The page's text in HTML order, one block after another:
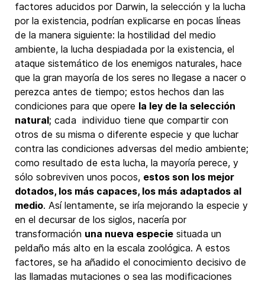
factores aducidos por Darwin, la selección y la lucha
por la existencia, podrían explicarse en pocas líneas
de la manera siguiente: la hostilidad del medio
ambiente, la lucha despiadada por la existencia, el
ataque sistemático de los enemigos naturales, hace
que la gran mayoría de los seres no llegase a nacer o
perezca antes de tiempo; estos hechos dan las
condiciones para que opere la ley de la selección
natural; cada individuo tiene que compartir con
otros de su misma o diferente especie y que luchar
contra las condiciones adversas del medio ambiente;
como resultado de esta lucha, la mayoría perece, y
sólo sobreviven unos pocos, estos son los mejor
dotados, los más capaces, los más adaptados al
medio. Así lentamente, se iría mejorando la especie y
en el decursar de los siglos, nacería por
transformación una nueva especie situada un
peldaño más alto en la escala zoológica. A estos
factores, se ha añadido el conocimiento decisivo de
las llamadas mutaciones o sea las modificaciones